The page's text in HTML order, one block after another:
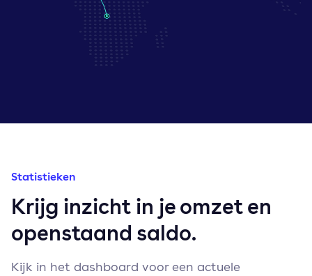
Statistieken
Krijg inzicht in je omzet en
openstaand saldo.
Kijk in het dashboard voor een actuele